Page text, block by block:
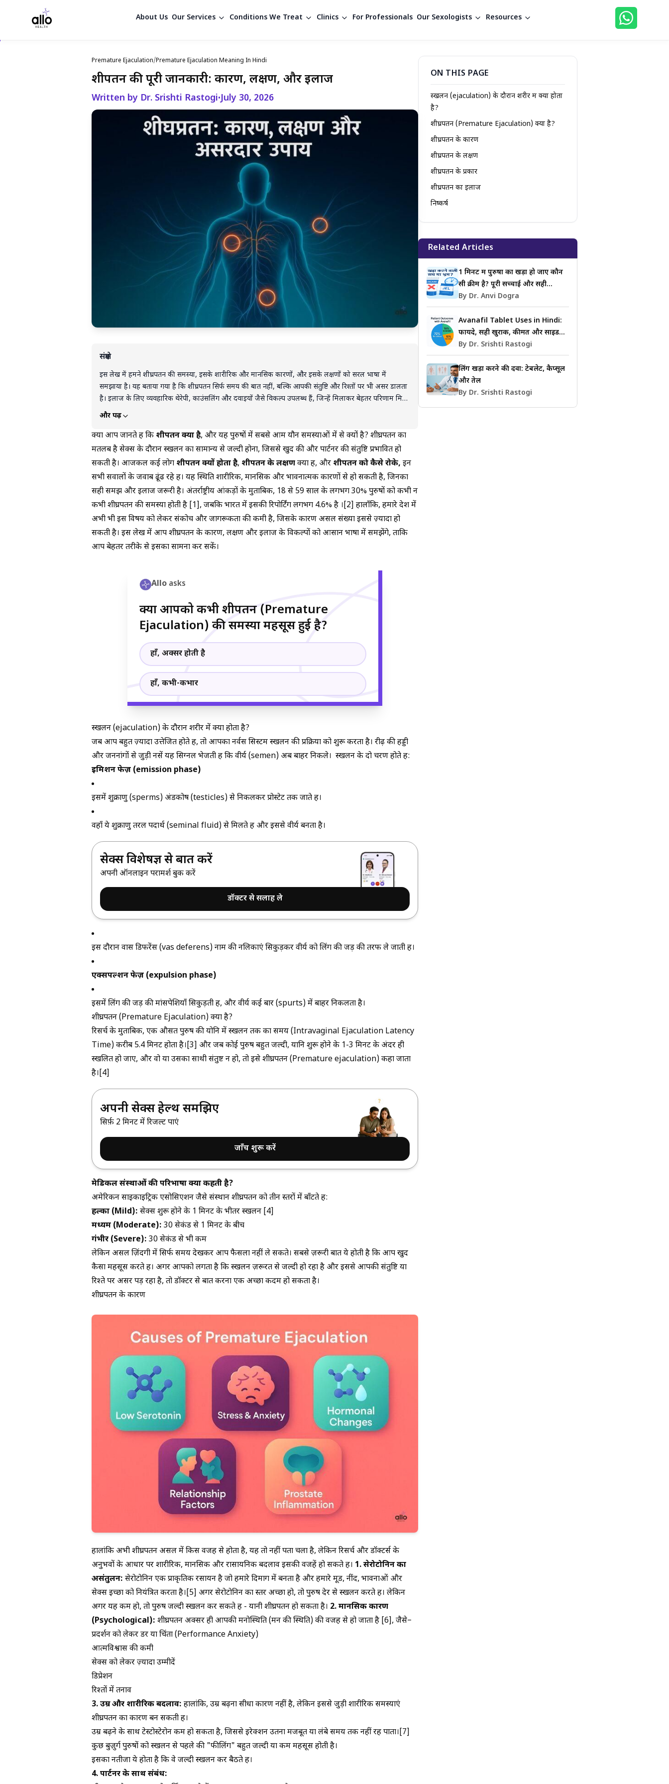
About Us Our Services Conditions We Treat Clinics For Professionals Our Sexologists Resources
Premature Ejaculation/Premature Ejaculation Meaning In Hindi
शीघ्रपतन की पूरी जानकारी: कारण, लक्षण, और इलाज
Written by Dr. Srishti Rastogi•July 30, 2026
संक्षेप
इस लेख में हमने शीघ्रपतन की समस्या, इसके शारीरिक और मानसिक कारणों, और इसके लक्षणों को सरल भाषा में
समझाया है। यह बताया गया है कि शीघ्रपतन सिर्फ समय की बात नहीं, बल्कि आपकी संतुष्टि और रिश्तों पर भी असर डालता
है। इलाज के लिए व्यवहारिक थेरेपी, काउंसलिंग और दवाइयों जैसे विकल्प उपलब्ध हैं, जिन्हें मिलाकर बेहतर परिणाम मिल
सकते हैं। सबसे जरूरी है अपनी चिंता को समझना और विशेषज्ञ से खुलकर मदद लेना। इससे आपकी यौन स्वास्थ्य और रिश्तों
और पढ़ें
क्या आप जानते हैं कि शीघ्रपतन क्या है, और यह पुरुषों में सबसे आम यौन समस्याओं में से क्यों है? शीघ्रपतन का
मतलब है सेक्स के दौरान स्खलन का सामान्य से जल्दी होना, जिससे खुद की और पार्टनर की संतुष्टि प्रभावित हो
सकती है। आजकल कई लोग शीघ्रपतन क्यों होता है, शीघ्रपतन के लक्षणक्या हैं, और शीघ्रपतन को कैसे रोके, इन
सभी सवालों के जवाब ढूंढ रहे हैं। यह स्थिति शारीरिक, मानसिक और भावनात्मक कारणों से हो सकती है, जिनका
सही समझ और इलाज जरूरी है। अंतर्राष्ट्रीय आंकड़ों के मुताबिक, 18 से 59 साल के लगभग 30% पुरुषों को कभी न
कभी शीघ्रपतन की समस्या होती है [1], जबकि भारत में इसकी रिपोर्टिंग लगभग 4.6% है ।[2] हालाँकि, हमारे देश में
अभी भी इस विषय को लेकर संकोच और जागरूकता की कमी है, जिसके कारण असल संख्या इससे ज़्यादा हो
सकती है। इस लेख में आप शीघ्रपतन के कारण, लक्षण और इलाज के विकल्पों को आसान भाषा में समझेंगे, ताकि
आप बेहतर तरीके से इसका सामना कर सकें।
Allo asks
क्या आपको कभी शीघ्रपतन (Premature
Ejaculation) की समस्या महसूस हुई है?
हाँ, अक्सर होती है
हाँ, कभी-कभार
स्खलन (ejaculation) के दौरान शरीर में क्या होता है?
जब आप बहुत ज़्यादा उत्तेजित होते हैं, तो आपका नर्वस सिस्टम स्खलन की प्रक्रिया को शुरू करता है। रीढ़ की हड्डी
और जननांगों से जुड़ी नसें यह सिग्नल भेजती हैं कि वीर्य (semen) अब बाहर निकले। स्खलन के दो चरण होते हैं:
इमिशन फेज़ (emission phase)
इसमें शुक्राणु (sperms) अंडकोष (testicles) से निकलकर प्रोस्टेट तक जाते हैं।
वहाँ ये शुक्राणु तरल पदार्थ (seminal fluid) से मिलते हैं और इससे वीर्य बनता है।
सेक्स विशेषज्ञ से बात करें
अपनी ऑनलाइन परामर्श बुक करें
डॉक्टर से सलाह ले
इस दौरान वास डिफरेंस (vas deferens) नाम की नलिकाएं सिकुड़कर वीर्य को लिंग की जड़ की तरफ ले जाती हैं।
एक्सपल्शन फेज़ (expulsion phase)
इसमें लिंग की जड़ की मांसपेशियाँ सिकुड़ती हैं, और वीर्य कई बार (spurts) में बाहर निकलता है।
शीघ्रपतन (Premature Ejaculation) क्या है?
रिसर्च के मुताबिक, एक औसत पुरुष की योनि में स्खलन तक का समय (Intravaginal Ejaculation Latency
Time) करीब 5.4 मिनट होता है।[3] और जब कोई पुरुष बहुत जल्दी, यानि शुरू होने के 1-3 मिनट के अंदर ही
स्खलित हो जाए, और वो या उसका साथी संतुष्ट न हो, तो इसे शीघ्रपतन (Premature ejaculation) कहा जाता
है।[4]
अपनी सेक्स हेल्थ समझिए
सिर्फ़ 2 मिनट में रिजल्ट पाएं
जाँच शुरू करें
मेडिकल संस्थाओं की परिभाषा क्या कहती है?
अमेरिकन साइकाइट्रिक एसोसिएशन जैसे संस्थान शीघ्रपतन को तीन स्तरों में बाँटते हैं:
हल्का (Mild): सेक्स शुरू होने के 1 मिनट के भीतर स्खलन [4]
मध्यम (Moderate): 30 सेकंड से 1 मिनट के बीच
गंभीर (Severe): 30 सेकंड से भी कम
लेकिन असल ज़िंदगी में सिर्फ समय देखकर आप फैसला नहीं ले सकते। सबसे ज़रूरी बात ये होती है कि आप खुद
कैसा महसूस करते हैं। अगर आपको लगता है कि स्खलन ज़रूरत से जल्दी हो रहा है और इससे आपकी संतुष्टि या
रिश्ते पर असर पड़ रहा है, तो डॉक्टर से बात करना एक अच्छा कदम हो सकता है।
शीघ्रपतन के कारण
हालांकि अभी शीघ्रपतन असल में किस वजह से होता है, यह तो नहीं पता चला है, लेकिन रिसर्च और डॉक्टर्स के
अनुभवों के आधार पर शारीरिक, मानसिक और रासायनिक बदलाव इसकी वजहें हो सकते हैं। 1. सेरोटोनिन का
असंतुलन: सेरोटोनिन एक प्राकृतिक रसायन है जो हमारे दिमाग में बनता है और हमारे मूड, नींद, भावनाओं और
सेक्स इच्छा को नियंत्रित करता है।[5] अगर सेरोटोनिन का स्तर अच्छा हो, तो पुरुष देर से स्खलन करते हैं। लेकिन
अगर यह कम हो, तो पुरुष जल्दी स्खलन कर सकते हैं - यानी शीघ्रपतन हो सकता है। 2. मानसिक कारण
(Psychological): शीघ्रपतन अक्सर ही आपकी मनोस्थिति (मन की स्थिति) की वजह से हो जाता है [6], जैसे–
प्रदर्शन को लेकर डर या चिंता (Performance Anxiety)
आत्मविश्वास की कमी
सेक्स को लेकर ज़्यादा उम्मीदें
डिप्रेशन
रिश्तों में तनाव
3. उम्र और शारीरिक बदलाव: हालांकि, उम्र बढ़ना सीधा कारण नहीं है, लेकिन इससे जुड़ी शारीरिक समस्याएं
शीघ्रपतन का कारण बन सकती हैं।
उम्र बढ़ने के साथ टेस्टोस्टेरोन कम हो सकता है, जिससे इरेक्शन उतना मजबूत या लंबे समय तक नहीं रह पाता।[7]
कुछ बुज़ुर्ग पुरुषों को स्खलन से पहले की "फीलिंग" बहुत जल्दी या कम महसूस होती है।
इसका नतीजा ये होता है कि वे जल्दी स्खलन कर बैठते हैं।
4. पार्टनर के साथ संबंध:
ON THIS PAGE
स्खलन (ejaculation) के दौरान शरीर में क्या होता
है?
शीघ्रपतन (Premature Ejaculation) क्या है?
शीघ्रपतन के कारण
शीघ्रपतन के लक्षण
शीघ्रपतन के प्रकार
शीघ्रपतन का इलाज
निष्कर्ष
Related Articles
1 मिनट में पुरुषों का खड़ा हो जाए कौन
सी क्रीम है? पूरी सच्चाई और सही
जानकारी
By Dr. Anvi Dogra
Avanafil Tablet Uses in Hindi:
फायदे, सही खुराक, कीमत और साइड
इफेक्ट्स की जानकारी
By Dr. Srishti Rastogi
लिंग खड़ा करने की दवा: टेबलेट, कैप्सूल
और तेल
By Dr. Srishti Rastogi